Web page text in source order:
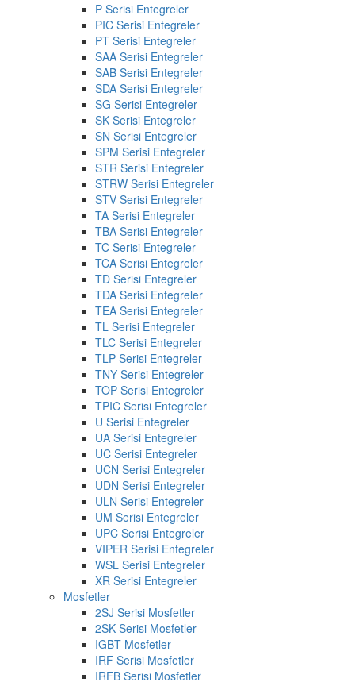
P Serisi Entegreler
PIC Serisi Entegreler
PT Serisi Entegreler
SAA Serisi Entegreler
SAB Serisi Entegreler
SDA Serisi Entegreler
SG Serisi Entegreler
SK Serisi Entegreler
SN Serisi Entegreler
SPM Serisi Entegreler
STR Serisi Entegreler
STRW Serisi Entegreler
STV Serisi Entegreler
TA Serisi Entegreler
TBA Serisi Entegreler
TC Serisi Entegreler
TCA Serisi Entegreler
TD Serisi Entegreler
TDA Serisi Entegreler
TEA Serisi Entegreler
TL Serisi Entegreler
TLC Serisi Entegreler
TLP Serisi Entegreler
TNY Serisi Entegreler
TOP Serisi Entegreler
TPIC Serisi Entegreler
U Serisi Entegreler
UA Serisi Entegreler
UC Serisi Entegreler
UCN Serisi Entegreler
UDN Serisi Entegreler
ULN Serisi Entegreler
UM Serisi Entegreler
UPC Serisi Entegreler
VIPER Serisi Entegreler
WSL Serisi Entegreler
XR Serisi Entegreler
Mosfetler
2SJ Serisi Mosfetler
2SK Serisi Mosfetler
IGBT Mosfetler
IRF Serisi Mosfetler
IRFB Serisi Mosfetler